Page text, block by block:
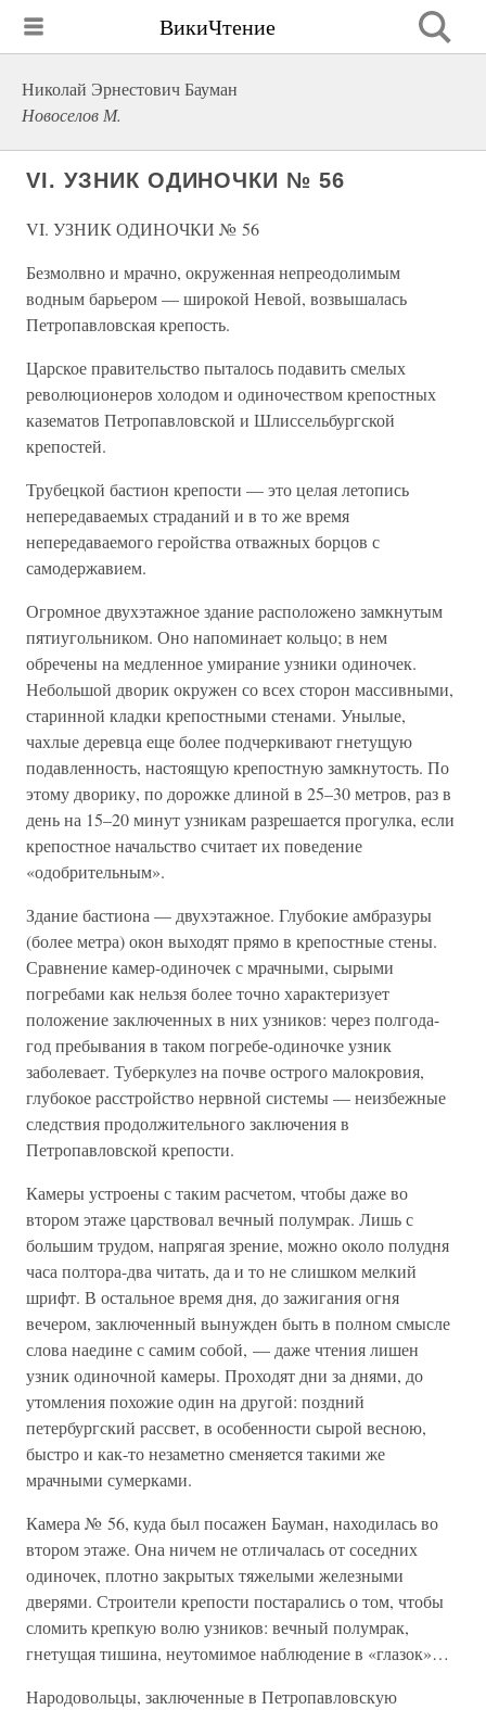
ВикиЧтение
Николай Эрнестович Бауман
Новоселов М.
VI. УЗНИК ОДИНОЧКИ № 56
VI. УЗНИК ОДИНОЧКИ № 56
Безмолвно и мрачно, окруженная непреодолимым
водным барьером — широкой Невой, возвышалась
Петропавловская крепость.
Царское правительство пыталось подавить смелых
революционеров холодом и одиночеством крепостных
казематов Петропавловской и Шлиссельбургской
крепостей.
Трубецкой бастион крепости — это целая летопись
непередаваемых страданий и в то же время
непередаваемого геройства отважных борцов с
самодержавием.
Огромное двухэтажное здание расположено замкнутым
пятиугольником. Оно напоминает кольцо; в нем
обречены на медленное умирание узники одиночек.
Небольшой дворик окружен со всех сторон массивными,
старинной кладки крепостными стенами. Унылые,
чахлые деревца еще более подчеркивают гнетущую
подавленность, настоящую крепостную замкнутость. По
этому дворику, по дорожке длиной в 25–30 метров, раз в
день на 15–20 минут узникам разрешается прогулка, если
крепостное начальство считает их поведение
«одобрительным».
Здание бастиона — двухэтажное. Глубокие амбразуры
(более метра) окон выходят прямо в крепостные стены.
Сравнение камер-одиночек с мрачными, сырыми
погребами как нельзя более точно характеризует
положение заключенных в них узников: через полгода-
год пребывания в таком погребе-одиночке узник
заболевает. Туберкулез на почве острого малокровия,
глубокое расстройство нервной системы — неизбежные
следствия продолжительного заключения в
Петропавловской крепости.
Камеры устроены с таким расчетом, чтобы даже во
втором этаже царствовал вечный полумрак. Лишь с
большим трудом, напрягая зрение, можно около полудня
часа полтора-два читать, да и то не слишком мелкий
шрифт. В остальное время дня, до зажигания огня
вечером, заключенный вынужден быть в полном смысле
слова наедине с самим собой, — даже чтения лишен
узник одиночной камеры. Проходят дни за днями, до
утомления похожие один на другой: поздний
петербургский рассвет, в особенности сырой весною,
быстро и как-то незаметно сменяется такими же
мрачными сумерками.
Камера № 56, куда был посажен Бауман, находилась во
втором этаже. Она ничем не отличалась от соседних
одиночек, плотно закрытых тяжелыми железными
дверями. Строители крепости постарались о том, чтобы
сломить крепкую волю узников: вечный полумрак,
гнетущая тишина, неутомимое наблюдение в «глазок»…
Народовольцы, заключенные в Петропавловскую